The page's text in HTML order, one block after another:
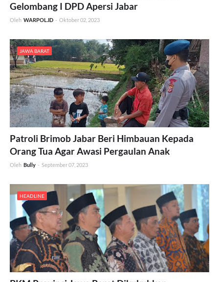
Gelombang I DPD Apersi Jabar
Oleh WARPOL.ID - Oktober 02, 2023
JAWA BARAT
Patroli Brimob Jabar Beri Himbauan Kepada
Orang Tua Agar Awasi Pergaulan Anak
Oleh Bully - September 07, 2023
HEADLINE